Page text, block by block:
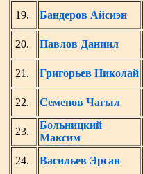
19. Бандеров Айсиэн
20. Павлов Даниил
21. Григорьев Николай
22. Семенов Чагыл
23.
Больницкий
Максим
24. Васильев Эрсан